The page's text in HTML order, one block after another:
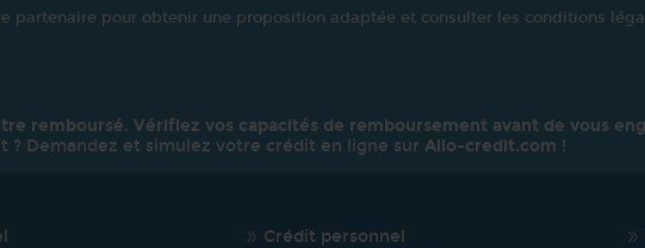
partenaire pour obtenir une proposition adaptée et consulter les conditions
remboursé. Vérifiez vos capacités de remboursement avant de vous
? Demandez et simulez votre crédit en ligne sur Allo-credit.com !
Crédit personnel